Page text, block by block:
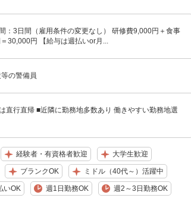
：3日間（雇用条件の変更なし） 研修費9,000円＋食事
30,000円 【給与は週払いor月...
の警備員
行直帰 ■近隣に勤務地多数あり 働きやすい勤務地選
経験者・有資格者歓迎 大学生歓迎
ブランクOK ミドル（40代～）活躍中
いOK 週1日勤務OK 週2～3日勤務OK